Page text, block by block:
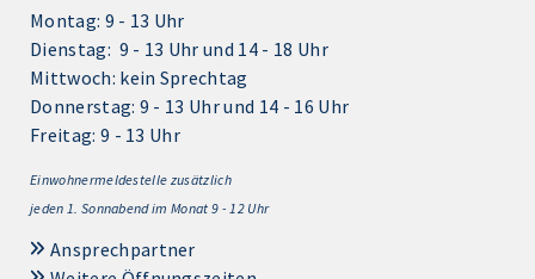
Montag: 9 - 13 Uhr
Dienstag: 9 - 13 Uhr und 14 - 18 Uhr
Mittwoch: kein Sprechtag
Donnerstag: 9 - 13 Uhr und 14 - 16 Uhr
Freitag: 9 - 13 Uhr
Einwohnermeldestelle zusätzlich
jeden 1. Sonnabend im Monat 9 - 12 Uhr
Ansprechpartner